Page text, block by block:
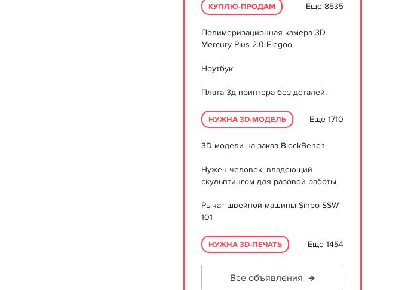
КУПЛЮ-ПРОДАМ Еще 8535
Полимеризационная камера 3D
Mercury Plus 2.0 Elegoo
Ноутбук
Плата 3д принтера без деталей.
НУЖНА 3D-МОДЕЛЬ Еще 1710
3D модели на заказ BlockBench
Нужен человек, владеющий
скульптингом для разовой работы
Рычаг швейной машины Sinbo SSW
101
НУЖНА 3D-ПЕЧАТЬ Еще 1454
Все объявления